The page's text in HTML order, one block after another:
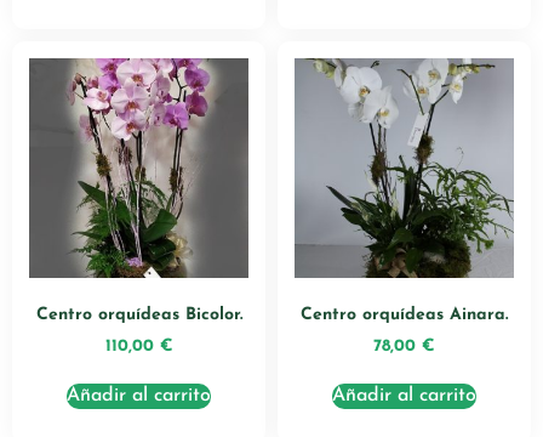
Centro orquídeas Bicolor.
110,00 €
Añadir al carrito
Centro orquídeas Ainara.
78,00 €
Añadir al carrito